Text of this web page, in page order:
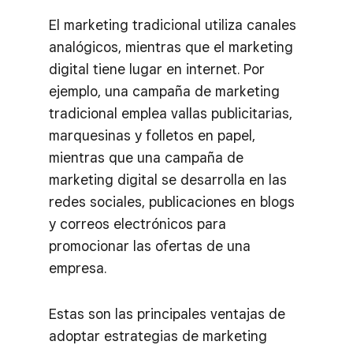
El marketing tradicional utiliza canales
analógicos, mientras que el marketing
digital tiene lugar en internet. Por
ejemplo, una campaña de marketing
tradicional emplea vallas publicitarias,
marquesinas y folletos en papel,
mientras que una campaña de
marketing digital se desarrolla en las
redes sociales, publicaciones en blogs
y correos electrónicos para
promocionar las ofertas de una
empresa.
Estas son las principales ventajas de
adoptar estrategias de marketing